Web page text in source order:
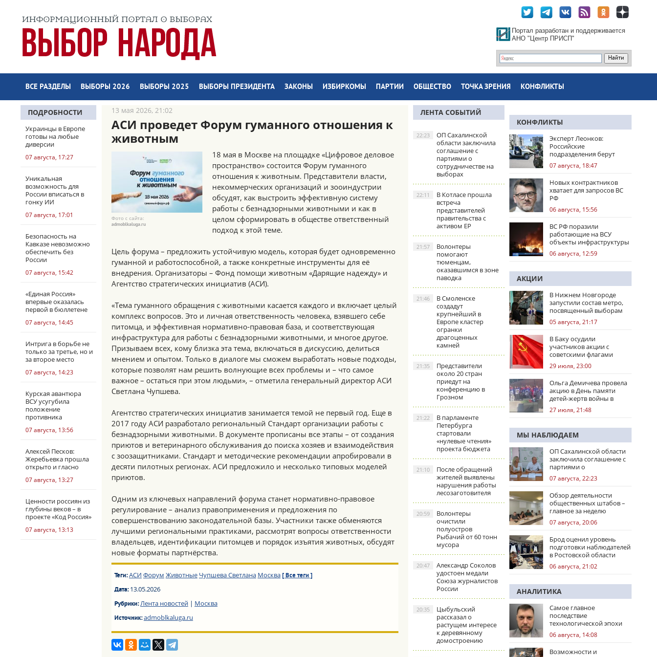
Портал разработан и поддерживается
АНО "Центр ПРИСП"
ВСЕ РАЗДЕЛЫ ВЫБОРЫ 2026 ВЫБОРЫ 2025 ВЫБОРЫ ПРЕЗИДЕНТА ЗАКОНЫ ИЗБИРКОМЫ ПАРТИИ ОБЩЕСТВО ТОЧКА ЗРЕНИЯ КОНФЛИКТЫ
ПОДРОБНОСТИ
Украинцы в Европе
готовы на любые
диверсии
07 августа, 17:27
Уникальная
возможность для
России вписаться в
гонку ИИ
07 августа, 17:01
Безопасность на
Кавказе невозможно
обеспечить без
России
07 августа, 15:42
«Единая Россия»
впервые оказалась
первой в бюллетене
07 августа, 14:45
Интрига в борьбе не
только за третье, но и
за второе место
07 августа, 14:23
Курская авантюра
ВСУ усугубила
положение
противника
07 августа, 13:56
Алексей Песков:
Жеребьевка прошла
открыто и гласно
07 августа, 13:27
Ценности россиян из
глубины веков – в
проекте «Код Россия»
07 августа, 13:13
13 мая 2026, 21:02
АСИ проведет Форум гуманного отношения к
животным
Фото с сайта:
admoblkaluga.ru
18 мая в Москве на площадке «Цифровое деловое
пространство» состоится Форум гуманного
отношения к животным. Представители власти,
некоммерческих организаций и зооиндустрии
обсудят, как выстроить эффективную систему
работы с безнадзорными животными и как в
целом сформировать в обществе ответственный
подход к этой теме.
Цель форума – предложить устойчивую модель, которая будет одновременно
гуманной и работоспособной, а также конкретные инструменты для её
внедрения. Организаторы – Фонд помощи животным «Дарящие надежду» и
Агентство стратегических инициатив (АСИ).
«Тема гуманного обращения с животными касается каждого и включает целый
комплекс вопросов. Это и личная ответственность человека, взявшего себе
питомца, и эффективная нормативно-правовая база, и соответствующая
инфраструктура для работы с безнадзорными животными, и многое другое.
Призываем всех, кому близка эта тема, включаться в дискуссию, делиться
мнением и опытом. Только в диалоге мы сможем выработать новые подходы,
которые позволят нам решить волнующие всех проблемы и – что самое
важное – остаться при этом людьми», – отметила генеральный директор АСИ
Светлана Чупшева.
Агентство стратегических инициатив занимается темой не первый год. Еще в
2017 году АСИ разработало региональный Стандарт организации работы с
безнадзорными животными. В документе прописаны все этапы – от создания
приютов и ветеринарного обслуживания до поиска хозяев и взаимодействия
с зоозащитниками. Стандарт и методические рекомендации апробировали в
десяти пилотных регионах. АСИ предложило и несколько типовых моделей
приютов.
Одним из ключевых направлений форума станет нормативно-правовое
регулирование – анализ правоприменения и предложения по
совершенствованию законодательной базы. Участники также обменяются
лучшими региональными практиками, рассмотрят вопросы ответственности
владельцев, идентификации питомцев и порядок изъятия животных, обсудят
новые форматы партнёрства.
Теги:АСИ Форум Животные Чупшева Светлана Москва [ Все теги ]
Дата:13.05.2026
Рубрики:Лента новостей| Москва
Источник:admoblkaluga.ru
ЛЕНТА СОБЫТИЙ
ОП Сахалинской
области заключила
соглашение с
партиями о
сотрудничестве на
выборах
22:23
В Котласе прошла
встреча
представителей
правительства с
активом ЕР
22:11
Волонтеры
помогают
тюменцам,
оказавшимся в зоне
паводка
21:57
В Смоленске
создадут
крупнейший в
Европе кластер
огранки
драгоценных
камней
21:46
Представители
около 20 стран
приедут на
конференцию в
Грозном
21:35
В парламенте
Петербурга
стартовали
«нулевые чтения»
проекта бюджета
21:22
После обращений
жителей выявлены
нарушения работы
лесозаготовителя
21:10
Волонтеры
очистили
полуостров
Рыбачий от 60 тонн
мусора
20:59
Александр Соколов
удостоен медали
Союза журналистов
России
20:47
Цыбульский
рассказал о
растущем интересе
к деревянному
домостроению
20:35
КОНФЛИКТЫ
Эксперт Леонков:
Российские
подразделения берут
Доброполье в клещи
07 августа, 18:47
Новых контрактников
хватает для запросов ВС
РФ
06 августа, 15:56
ВС РФ поразили
работающие на ВСУ
объекты инфраструктуры
и центры логистики
06 августа, 12:59
АКЦИИ
В Нижнем Новгороде
запустили состав метро,
посвященный выборам
05 августа, 21:17
В Баку осудили
участников акции с
советскими флагами
29 июля, 23:00
Ольга Демичева провела
акцию в День памяти
детей-жертв войны в
Донбассе
27 июля, 21:48
МЫ НАБЛЮДАЕМ
ОП Сахалинской области
заключила соглашение с
партиями о
сотрудничестве на
выборах
07 августа, 22:23
Обзор деятельности
общественных штабов –
главное за неделю
07 августа, 20:06
Брод оценил уровень
подготовки наблюдателей
в Ростовской области
06 августа, 21:02
АНАЛИТИКА
Самое главное
последствие
технологической эпохи
06 августа, 14:08
Возможности и